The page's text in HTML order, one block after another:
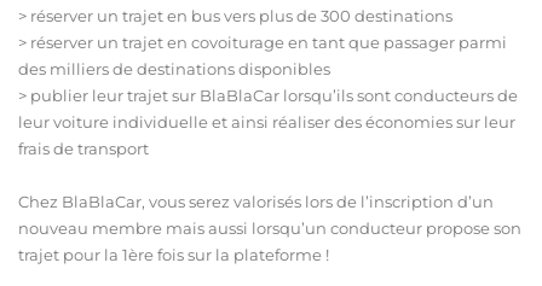
> réserver un trajet en bus vers plus de 300 destinations
> réserver un trajet en covoiturage en tant que passager parmi
des milliers de destinations disponibles
> publier leur trajet sur BlaBlaCar lorsqu’ils sont conducteurs de
leur voiture individuelle et ainsi réaliser des économies sur leur
frais de transport
Chez BlaBlaCar, vous serez valorisés lors de l’inscription d’un
nouveau membre mais aussi lorsqu’un conducteur propose son
trajet pour la 1ère fois sur la plateforme !